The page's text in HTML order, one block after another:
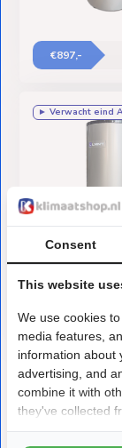
€897,-
► Verwacht eind
Consent
This website
We use cookies
media features,
information about
advertising, and
combine it with
they've collected